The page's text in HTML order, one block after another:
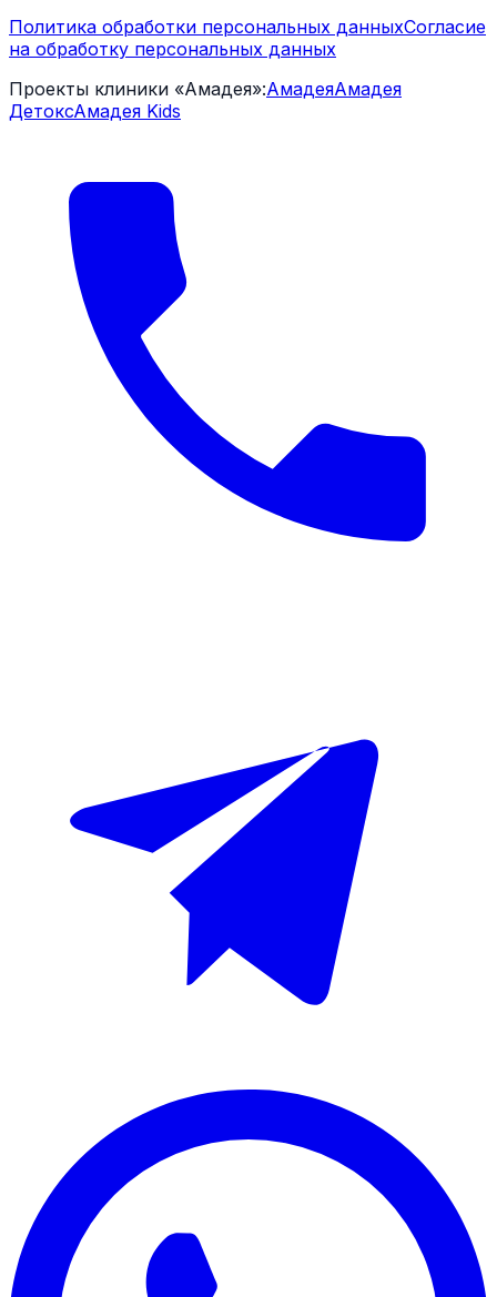
Политика обработки персональных данныхСогласие
на обработку персональных данных
Проекты клиники «Амадея»:АмадеяАмадея
ДетоксАмадея Kids